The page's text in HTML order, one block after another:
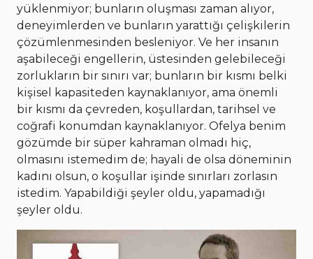
yüklenmiyor; bunların oluşması zaman alıyor,
deneyimlerden ve bunların yarattığı çelişkilerin
çözümlenmesinden besleniyor. Ve her insanın
aşabileceği engellerin, üstesinden gelebileceği
zorlukların bir sınırı var; bunların bir kısmı belki
kişisel kapasiteden kaynaklanıyor, ama önemli
bir kısmı da çevreden, koşullardan, tarihsel ve
coğrafi konumdan kaynaklanıyor. Ofelya benim
gözümde bir süper kahraman olmadı hiç,
olmasını istemedim de; hayali de olsa döneminin
kadını olsun, o koşullar işinde sınırları zorlasın
istedim. Yapabildiği şeyler oldu, yapamadığı
şeyler oldu.